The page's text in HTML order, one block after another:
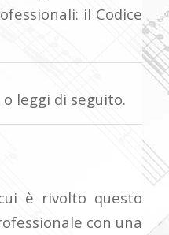
il Codice
o leggi di seguito.
è rivolto questo
con una